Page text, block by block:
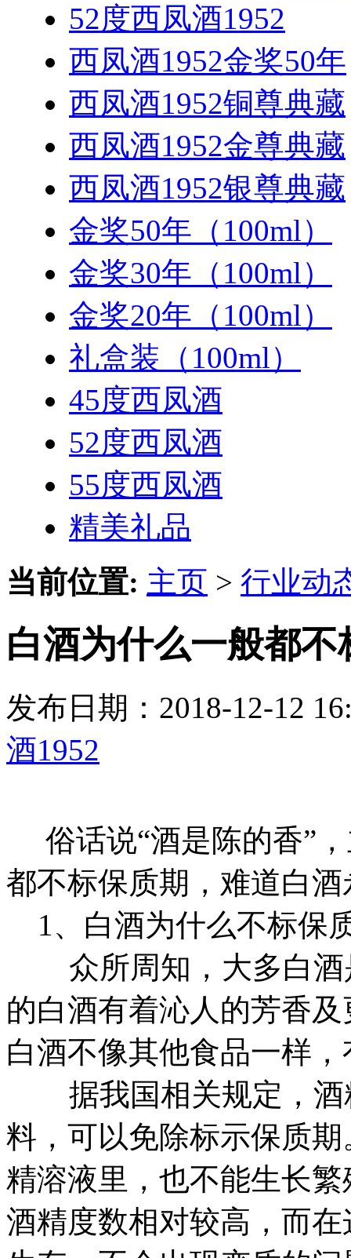
52度西凤酒1952
西凤酒1952金奖50年
西凤酒1952铜尊典藏
西凤酒1952金尊典藏
西凤酒1952银尊典藏
金奖50年（100ml）
金奖30年（100ml）
金奖20年（100ml）
礼盒装（100ml）
45度西凤酒
52度西凤酒
55度西凤酒
精美礼品
当前位置: 主页 > 行业动
白酒为什么一般都不
发布日期：2018-12-12
酒1952
俗话说“酒是陈的香”
都不标保质期，难道白
1、白酒为什么不标保
众所周知，大多白酒
的白酒有着沁人的芳香
白酒不像其他食品一样
据我国相关规定，酒
料，可以免除标示保质
精溶液里，也不能生长
酒精度数相对较高，而